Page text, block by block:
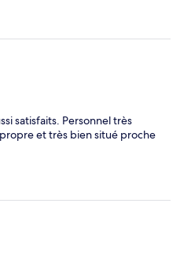
satisfaits. Personnel très
et très bien situé proche